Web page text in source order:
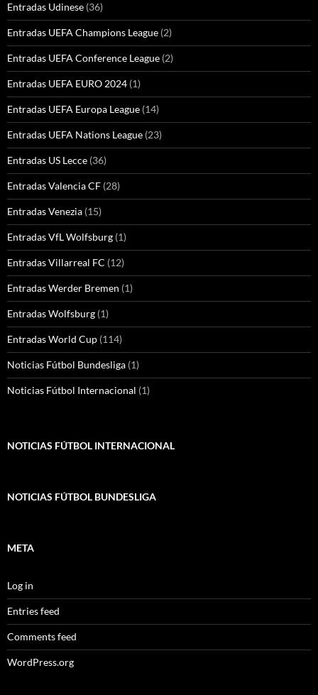
Entradas Udinese (36)
Entradas UEFA Champions League (2)
Entradas UEFA Conference League (2)
Entradas UEFA EURO 2024 (1)
Entradas UEFA Europa League (14)
Entradas UEFA Nations League (23)
Entradas US Lecce (36)
Entradas Valencia CF (28)
Entradas Venezia (15)
Entradas VfL Wolfsburg (1)
Entradas Villarreal FC (12)
Entradas Werder Bremen (1)
Entradas Wolfsburg (1)
Entradas World Cup (114)
Noticias Fútbol Bundesliga (1)
Noticias Fútbol Internacional (1)
NOTICIAS FÚTBOL INTERNACIONAL
NOTICIAS FÚTBOL BUNDESLIGA
META
Log in
Entries feed
Comments feed
WordPress.org